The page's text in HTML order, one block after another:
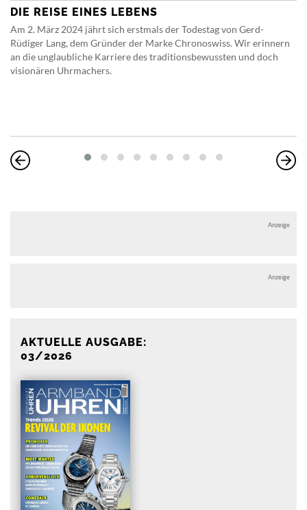
DIE REISE EINES LEBENS
Am 2. März 2024 jährt sich erstmals der Todestag von Gerd-
Rüdiger Lang, dem Gründer der Marke Chronoswiss. Wir erinnern
an die unglaubliche Karriere des traditionsbewussten und doch
visionären Uhrmachers.
Anzeige
Anzeige
AKTUELLE AUSGABE:
03/2026